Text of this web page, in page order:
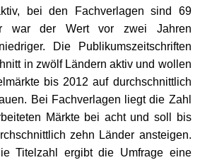
bei den Fachverlagen sind 69
war der Wert vor zwei Jahren
Die Publikumszeitschriften
in zwölf Ländern aktiv und wollen
bis 2012 auf durchschnittlich
Bei Fachverlagen liegt die Zahl
Märkte bei acht und soll bis
zehn Länder ansteigen.
Titelzahl ergibt die Umfrage eine